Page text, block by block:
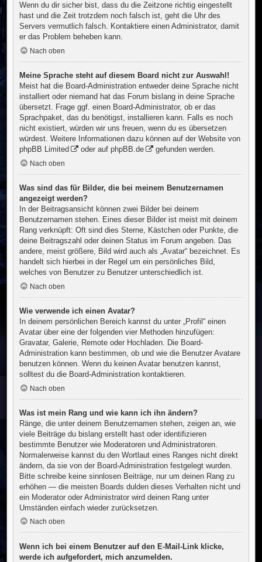
Wenn du dir sicher bist, dass du die Zeitzone richtig eingestellt
hast und die Zeit trotzdem noch falsch ist, geht die Uhr des
Servers vermutlich falsch. Kontaktiere einen Administrator, damit
er das Problem beheben kann.
Nach oben
Meine Sprache steht auf diesem Board nicht zur Auswahl!
Meist hat die Board-Administration entweder deine Sprache nicht
installiert oder niemand hat das Forum bislang in deine Sprache
übersetzt. Frage ggf. einen Board-Administrator, ob er das
Sprachpaket, das du benötigst, installieren kann. Falls es noch
nicht existiert, würden wir uns freuen, wenn du es übersetzen
würdest. Weitere Informationen dazu können auf der Website von
phpBB Limited
oder auf phpBB.de gefunden werden.
Nach oben
Was sind das für Bilder, die bei meinem Benutzernamen
angezeigt werden?
In der Beitragsansicht können zwei Bilder bei deinem
Benutzernamen stehen. Eines dieser Bilder ist meist mit deinem
Rang verknüpft: Oft sind dies Sterne, Kästchen oder Punkte, die
deine Beitragszahl oder deinen Status im Forum angeben. Das
andere, meist größere, Bild wird auch als „Avatar“ bezeichnet. Es
handelt sich hierbei in der Regel um ein persönliches Bild,
welches von Benutzer zu Benutzer unterschiedlich ist.
Nach oben
Wie verwende ich einen Avatar?
In deinem persönlichen Bereich kannst du unter „Profil“ einen
Avatar über eine der folgenden vier Methoden hinzufügen:
Gravatar, Galerie, Remote oder Hochladen. Die Board-
Administration kann bestimmen, ob und wie die Benutzer Avatare
benutzen können. Wenn du keinen Avatar benutzen kannst,
solltest du die Board-Administration kontaktieren.
Nach oben
Was ist mein Rang und wie kann ich ihn ändern?
Ränge, die unter deinem Benutzernamen stehen, zeigen an, wie
viele Beiträge du bislang erstellt hast oder identifizieren
bestimmte Benutzer wie Moderatoren und Administratoren.
Normalerweise kannst du den Wortlaut eines Ranges nicht direkt
ändern, da sie von der Board-Administration festgelegt wurden.
Bitte schreibe keine sinnlosen Beiträge, nur um deinen Rang zu
erhöhen — die meisten Boards dulden dieses Verhalten nicht und
ein Moderator oder Administrator wird deinen Rang unter
Umständen einfach wieder zurücksetzen.
Nach oben
Wenn ich bei einem Benutzer auf den E-Mail-Link klicke,
werde ich aufgefordert, mich anzumelden.